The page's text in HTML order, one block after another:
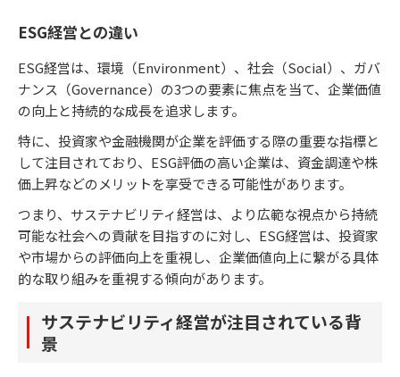
ESG経営との違い
ESG経営は、環境（Environment）、社会（Social）、ガバ
ナンス（Governance）の3つの要素に焦点を当て、企業価値
の向上と持続的な成長を追求します。
特に、投資家や金融機関が企業を評価する際の重要な指標と
して注目されており、ESG評価の高い企業は、資金調達や株
価上昇などのメリットを享受できる可能性があります。
つまり、サステナビリティ経営は、より広範な視点から持続
可能な社会への貢献を目指すのに対し、ESG経営は、投資家
や市場からの評価向上を重視し、企業価値向上に繋がる具体
的な取り組みを重視する傾向があります。
サステナビリティ経営が注目されている背
景